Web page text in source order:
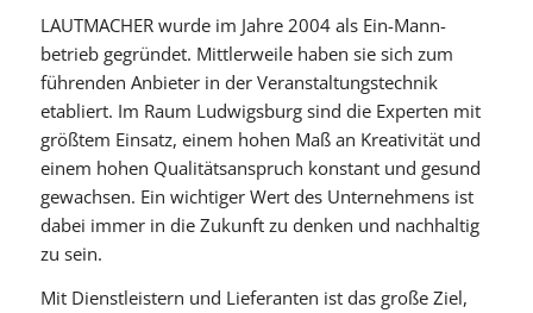
LAUTMACHER wurde im Jahre 2004 als Ein-Mann-
betrieb gegründet. Mittlerweile haben sie sich zum
führenden Anbieter in der Veranstaltungstechnik
etabliert. Im Raum Ludwigsburg sind die Experten mit
größtem Einsatz, einem hohen Maß an Kreativität und
einem hohen Qualitätsanspruch konstant und gesund
gewachsen. Ein wichtiger Wert des Unternehmens ist
dabei immer in die Zukunft zu denken und nachhaltig
zu sein.
Mit Dienstleistern und Lieferanten ist das große Ziel,